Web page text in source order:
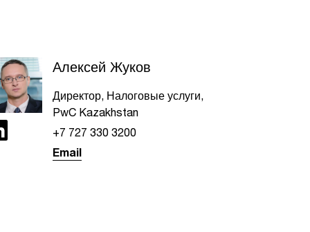
Алексей Жуков
Директор, Налоговые услуги,
PwC Kazakhstan
+7 727 330 3200
Email